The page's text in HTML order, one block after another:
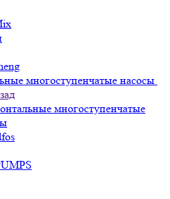
многоступенчатые насосы
многоступенчатые